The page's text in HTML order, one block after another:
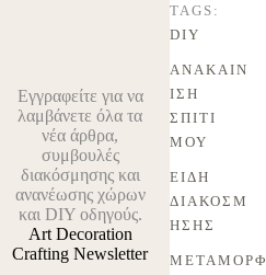
Εγγραφείτε για να
λαμβάνετε όλα τα
νέα άρθρα,
συμβουλές
διακόσμησης και
ανανέωσης χώρων
και DIY οδηγούς.
Art Decoration
Crafting Newsletter
TAGS:
DIY
ΑΝΑΚΑΊΝ
ΙΣΗ
ΣΠΊΤΙ
ΜΟΥ
ΕΊΔΗ
ΔΙΑΚΌΣΜ
ΗΣΗΣ
ΜΕΤΑΜΌΡΦ